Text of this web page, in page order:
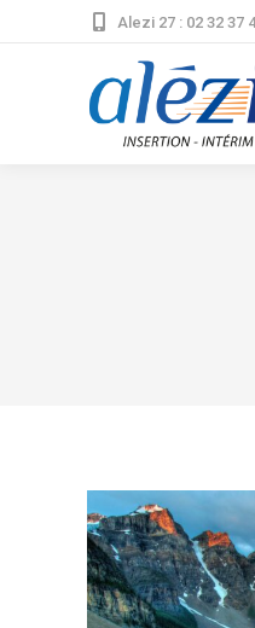
Alezi 27 : 02 32 37